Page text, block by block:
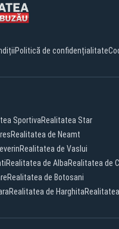
Politică de confidențialitate
SportivaRealitatea Star
Realitatea de Neamt
Realitatea de Vaslui
Realitatea de AlbaRealitatea de
Realitatea de Botosani
Realitatea de Harghita